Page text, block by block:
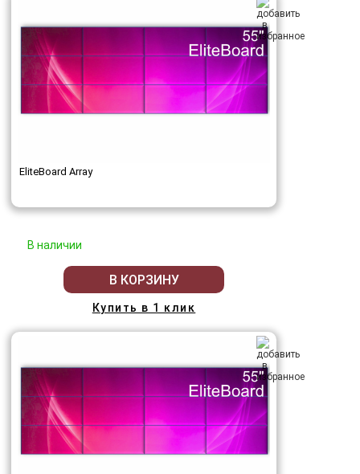
EliteBoard Array
В наличии
В КОРЗИНУ
Купить в 1 клик